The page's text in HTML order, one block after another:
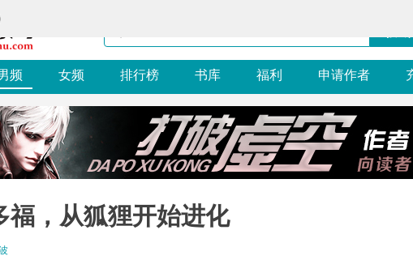
频 女频 排行榜 书库 福利 申请作者
福，从狐狸开始进化